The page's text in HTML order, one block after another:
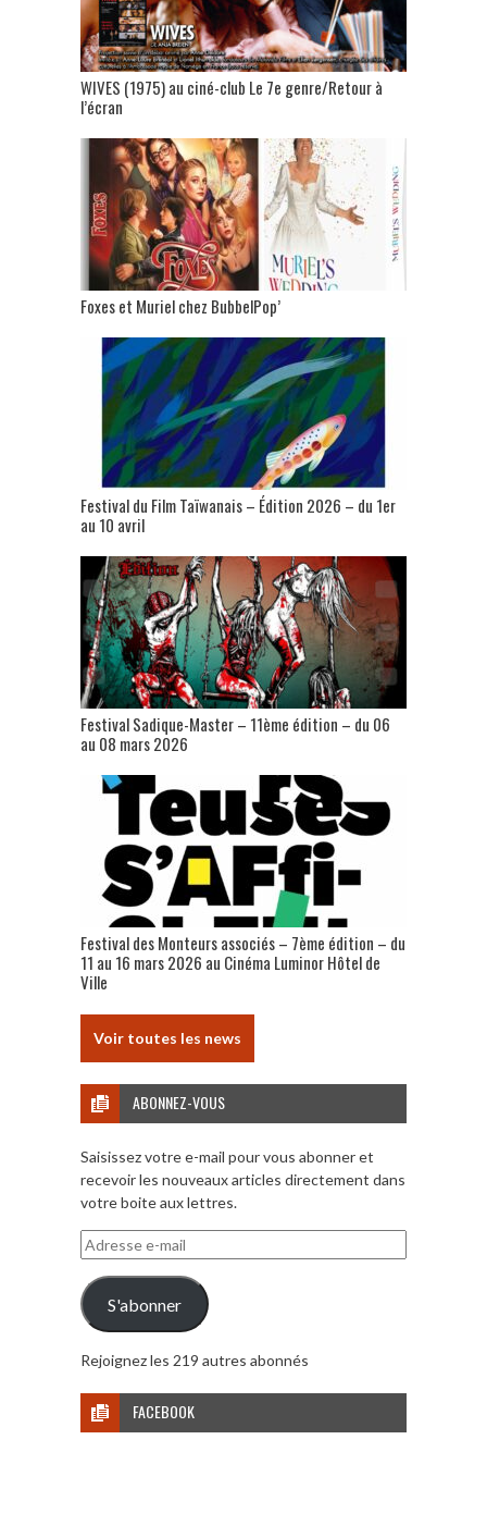
WIVES (1975) au ciné-club Le 7e genre/Retour à
l’écran
Foxes et Muriel chez BubbelPop’
Festival du Film Taïwanais – Édition 2026 – du 1er
au 10 avril
Festival Sadique-Master – 11ème édition – du 06
au 08 mars 2026
Festival des Monteurs associés – 7ème édition – du
11 au 16 mars 2026 au Cinéma Luminor Hôtel de
Ville
Voir toutes les news
ABONNEZ-VOUS
Saisissez votre e-mail pour vous abonner et
recevoir les nouveaux articles directement dans
votre boite aux lettres.
Adresse
e-
mail
S'abonner
Rejoignez les 219 autres abonnés
FACEBOOK